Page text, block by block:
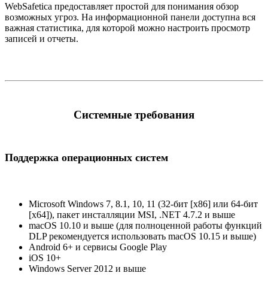
WebSafetica предоставляет простой для понимания обзор
возможных угроз. На информационной панели доступна вся
важная статистика, для которой можно настроить просмотр
записей и отчеты.
Системные требования
Поддержка операционных систем
Microsoft Windows 7, 8.1, 10, 11 (32-бит [x86] или 64-бит
[x64]), пакет инсталляции MSI, .NET 4.7.2 и выше
macOS 10.10 и выше (для полноценной работы функций
DLP рекомендуется использовать macOS 10.15 и выше)
Android 6+ и сервисы Google Play
iOS 10+
Windows Server 2012 и выше